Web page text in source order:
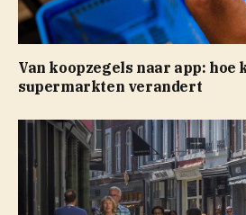
Van koopzegels naar app:
supermarkten verandert